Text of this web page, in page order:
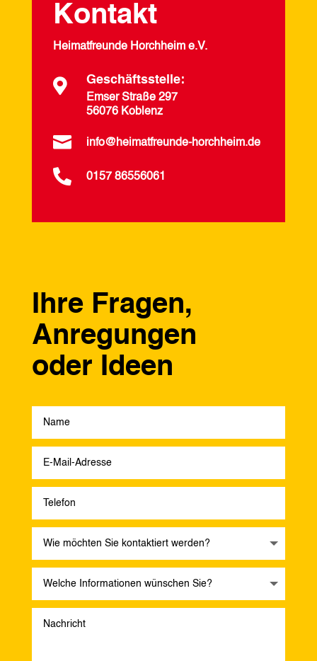
Kontakt
Heimatfreunde Horchheim e.V.
 Geschäftsstelle:
Emser Straße 297
56076 Koblenz
 info@heimatfreunde-horchheim.de
 0157 86556061
Ihre Fragen,
Anregungen
oder Ideen